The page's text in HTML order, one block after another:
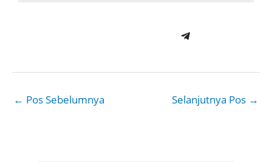
← Pos Sebelumnya Selanjutnya Pos →